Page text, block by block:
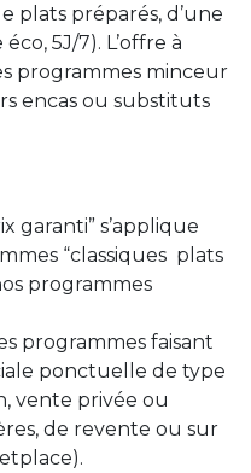
plats préparés, d’une
5J/7). L’offre à
programmes minceur
encas ou substituts
garanti” s’applique
“classiques plats
programmes
programmes faisant
ponctuelle de type
vente privée ou
de revente ou sur